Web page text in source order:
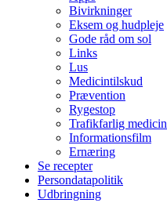
Bivirkninger
Eksem og hudpleje
Gode råd om sol
Links
Lus
Medicintilskud
Prævention
Rygestop
Trafikfarlig medicin
Informationsfilm
Ernæring
Se recepter
Persondatapolitik
Udbringning